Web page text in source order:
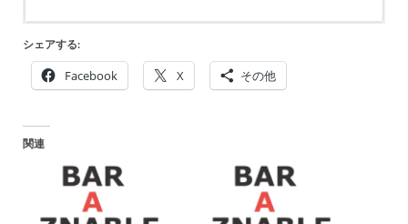
シェアする:
Facebook X その他
関連